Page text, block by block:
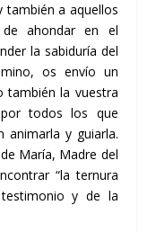
a aquellos
ahondar en el
la sabiduría del
os envío un
también la vuestra
todos los que
animarla y guiarla.
María, Madre del
“la ternura
y de la